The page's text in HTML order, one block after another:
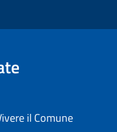
il Comune